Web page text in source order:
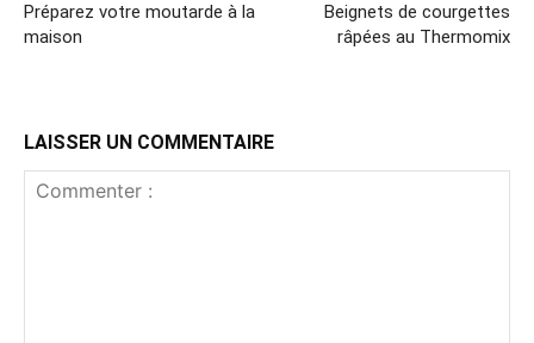
Préparez votre moutarde à la
maison
Beignets de courgettes
râpées au Thermomix
LAISSER UN COMMENTAIRE